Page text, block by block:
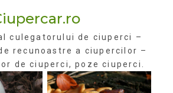
culegatorului de ciuperci –
recunoastre a ciupercilor –
de ciuperci, poze ciuperci.